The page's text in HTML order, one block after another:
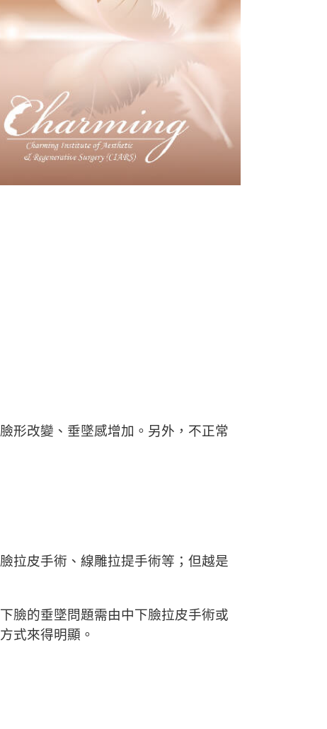
形改變、垂墜感增加。另外，不正常
拉皮手術、線雕拉提手術等；但越是
臉的垂墜問題需由中下臉拉皮手術或
式來得明顯。